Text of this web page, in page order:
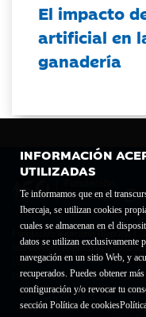
INFORMACIÓN
UTILIZADAS
Te informamos que en el
Ibercaja, se utilizan cookies
cuales se almacenan en el
datos se utilizan exclusivamente
navegación en un sitio Web, y
recuperados. Puedes obtener
configuración y/o revocar tu
sección Política de cookies
El impacto
artificial en
ganadería
Fundación Bancaria Ibercaja
Inscrita en el Registro de
1689.
Domicilio social: Joaquín Costa,